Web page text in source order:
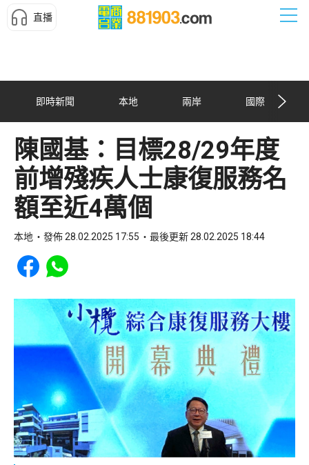
直播
即時新聞 本地 兩岸 國際
陳國基：目標28/29年度
前增殘疾人士康復服務名
額至近4萬個
本地 發佈 28.02.2025 17:55 最後更新 28.02.2025 18:44
Share to Facebook
Share to WhatsApp